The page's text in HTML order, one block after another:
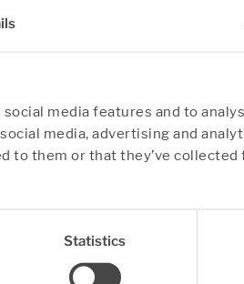
media features and to
media, advertising and
to them or that they’ve collected
Statistics